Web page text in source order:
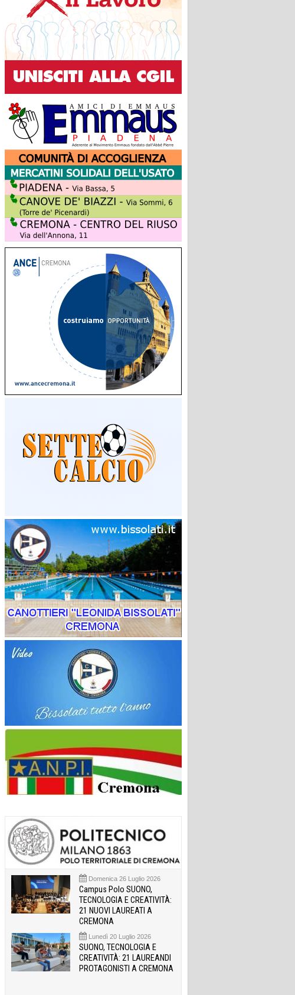
Domenica 26 Luglio 2026
Campus Polo SUONO,
TECNOLOGIA E CREATIVITÀ:
21 NUOVI LAUREATI A
CREMONA
Lunedì 20 Luglio 2026
SUONO, TECNOLOGIA E
CREATIVITÀ: 21 LAUREANDI
PROTAGONISTI A CREMONA